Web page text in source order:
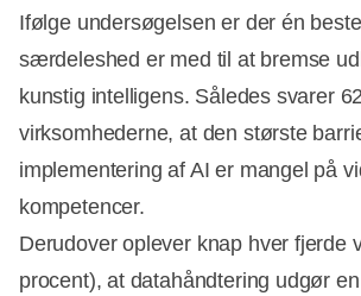
Ifølge undersøgelsen er der én
særdeleshed er med til at bremse
kunstig intelligens. Således svarer
virksomhederne, at den største
implementering af AI er mangel på
kompetencer.
Derudover oplever knap hver fjerde
procent), at datahåndtering udgør